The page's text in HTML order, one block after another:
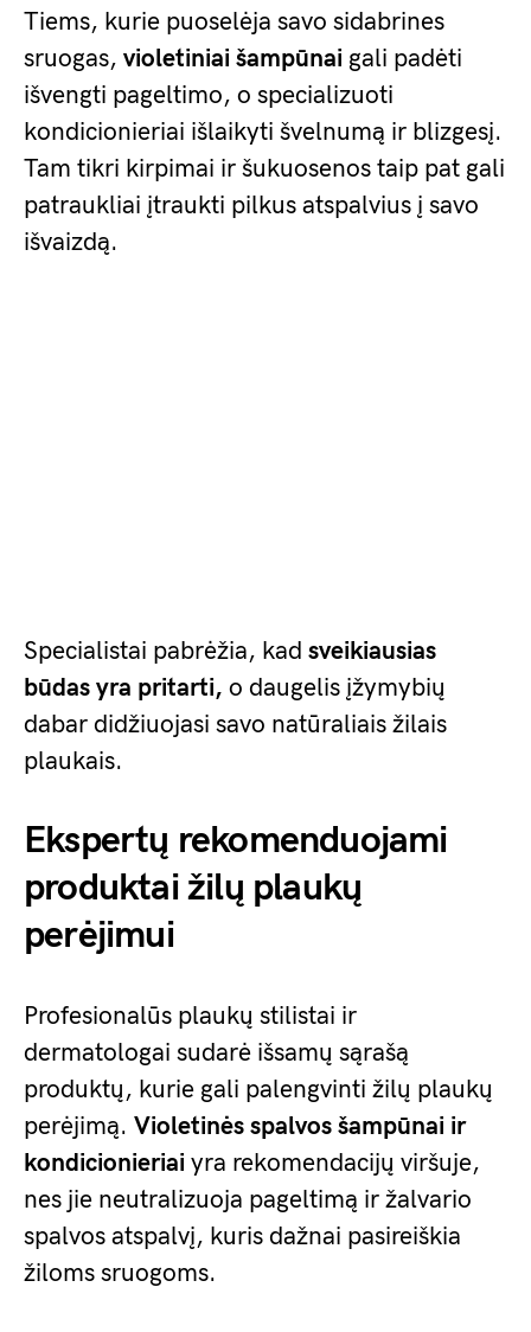
Tiems, kurie puoselėja savo sidabrines
sruogas, violetiniai šampūnai gali padėti
išvengti pageltimo, o specializuoti
kondicionieriai išlaikyti švelnumą ir blizgesį.
Tam tikri kirpimai ir šukuosenos taip pat gali
patraukliai įtraukti pilkus atspalvius į savo
išvaizdą.
Specialistai pabrėžia, kad sveikiausias
būdas yra pritarti, o daugelis įžymybių
dabar didžiuojasi savo natūraliais žilais
plaukais.
Ekspertų rekomenduojami
produktai žilų plaukų
perėjimui
Profesionalūs plaukų stilistai ir
dermatologai sudarė išsamų sąrašą
produktų, kurie gali palengvinti žilų plaukų
perėjimą. Violetinės spalvos šampūnai ir
kondicionieriai yra rekomendacijų viršuje,
nes jie neutralizuoja pageltimą ir žalvario
spalvos atspalvį, kuris dažnai pasireiškia
žiloms sruogoms.